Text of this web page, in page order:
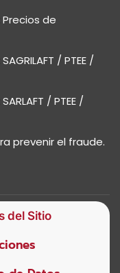
de
/ PTEE /
/ PTEE /
prevenir el fraude.
del Sitio